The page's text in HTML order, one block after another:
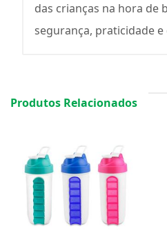
das crianças na hora de
segurança, praticidade
Produtos Relacionados